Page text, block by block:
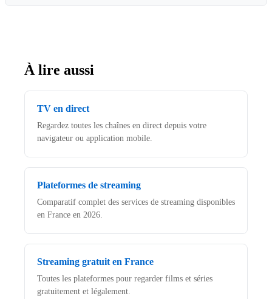
À lire aussi
TV en direct
Regardez toutes les chaînes en direct depuis votre
navigateur ou application mobile.
Plateformes de streaming
Comparatif complet des services de streaming disponibles
en France en 2026.
Streaming gratuit en France
Toutes les plateformes pour regarder films et séries
gratuitement et légalement.